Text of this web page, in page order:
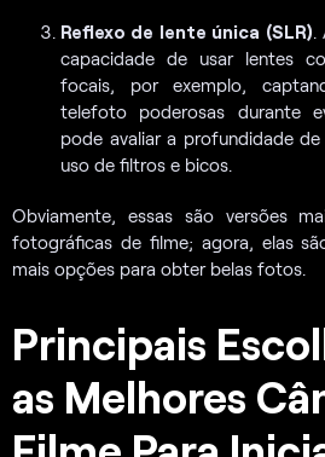
Reflexo de lente única (SLR)
capacidade de usar lentes
focais, por exemplo,
telefoto poderosas durante
pode avaliar a profundidade
uso de filtros e bicos.
Obviamente, essas são versões
fotográficas de filme; agora, elas
mais opções para obter belas fotos.
Principais
as Melhores